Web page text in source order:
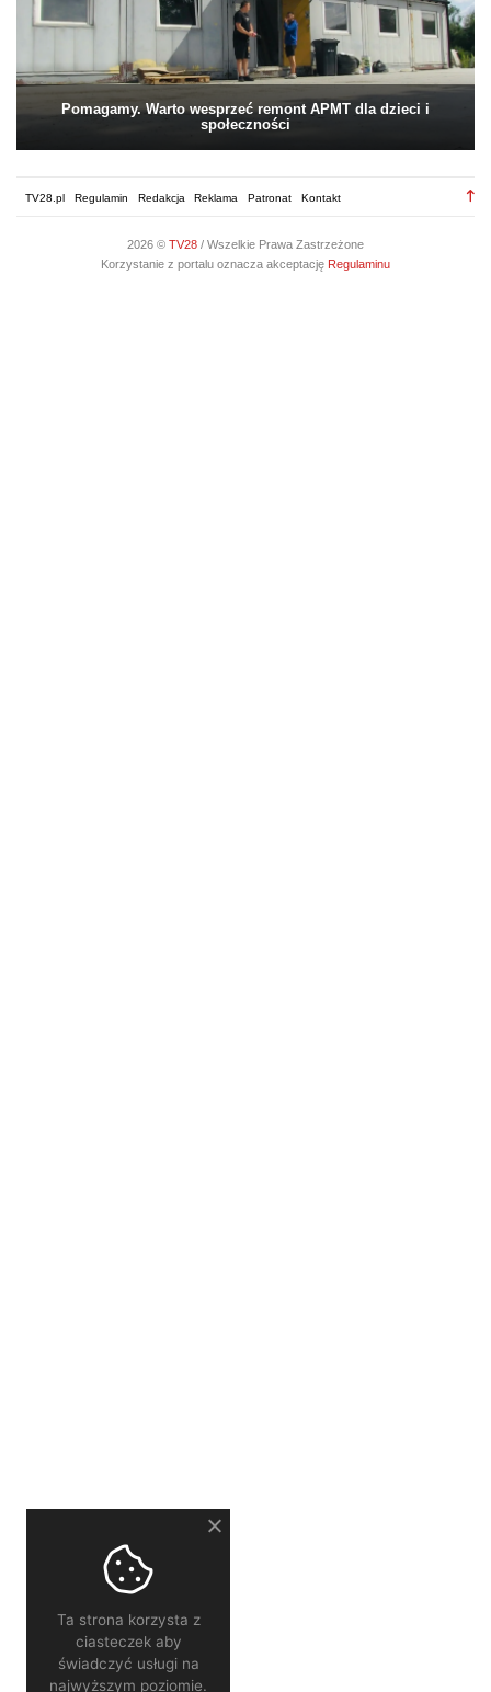
Pomagamy. Warto wesprzeć remont APMT dla dzieci i
społeczności
TV28.pl Regulamin Redakcja Reklama Patronat Kontakt
2026 © TV28 / Wszelkie Prawa Zastrzeżone
Korzystanie z portalu oznacza akceptację Regulaminu
Ta strona korzysta z
ciasteczek aby
świadczyć usługi na
najwyższym poziomie.